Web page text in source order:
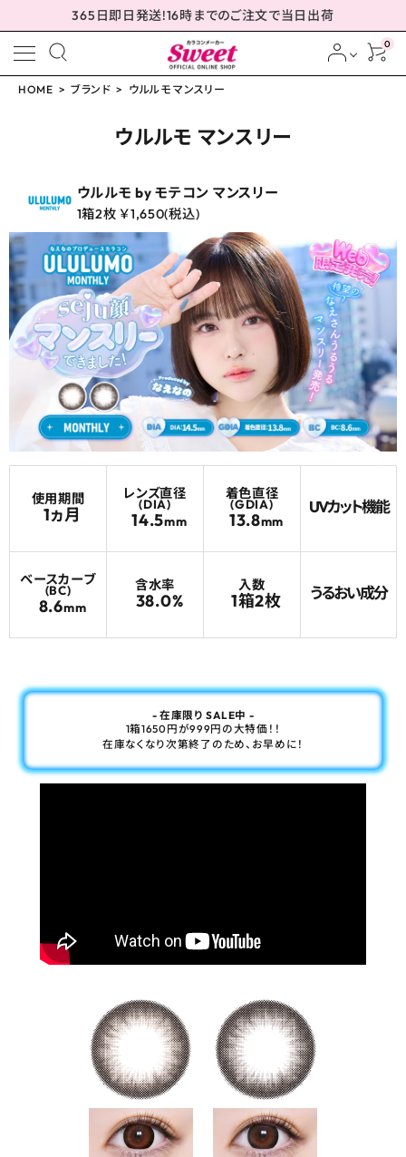
365日即日発送!16時までのご注文で当日出荷
0
meeting_room ログイン person 会員登録
配送方法について
発送について
お支払い方法について
お買い物ガイド
お問い合わせ
よくあるご質問
ブログページ
HOME ブランド ウルルモ マンスリー
ウルルモ マンスリー
ウルルモ by モテコン マンスリー
1箱2枚 ￥1,650(税込)
使用期間
1ヵ月
レンズ直径
(DIA)
14.5mm
着色直径
(GDIA)
13.8mm
UVカット機能
ベースカーブ
(BC)
8.6mm
含水率
38.0%
入数
1箱2枚 うるおい成分
- 在庫限り SALE中 -
1箱1650円が999円の大特価！！
在庫なくなり次第終了のため、お早めに！